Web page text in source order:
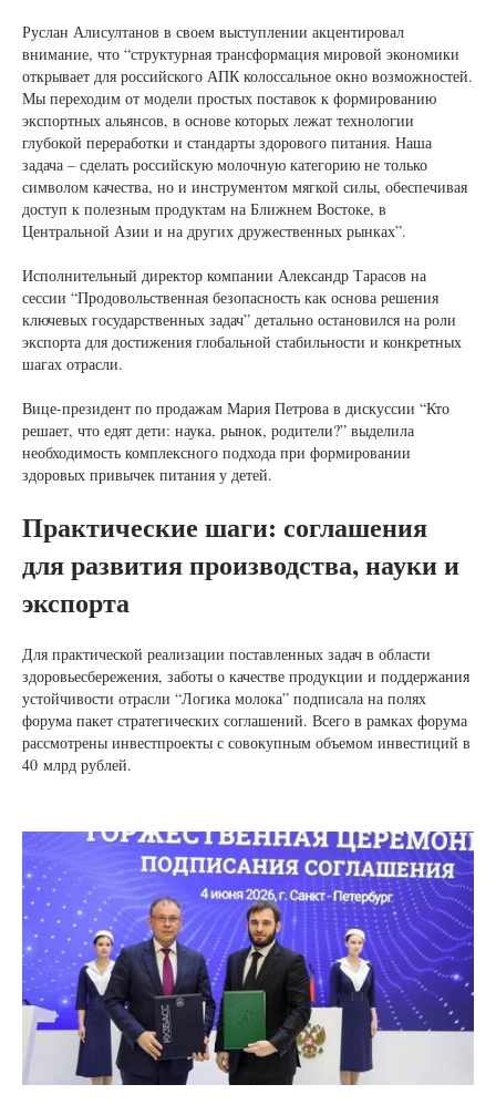
Руслан Алисултанов в своем выступлении акцентировал
внимание, что “структурная трансформация мировой экономики
открывает для российского АПК колоссальное окно возможностей.
Мы переходим от модели простых поставок к формированию
экспортных альянсов, в основе которых лежат технологии
глубокой переработки и стандарты здорового питания. Наша
задача – сделать российскую молочную категорию не только
символом качества, но и инструментом мягкой силы, обеспечивая
доступ к полезным продуктам на Ближнем Востоке, в
Центральной Азии и на других дружественных рынках”.
Исполнительный директор компании Александр Тарасов на
сессии “Продовольственная безопасность как основа решения
ключевых государственных задач” детально остановился на роли
экспорта для достижения глобальной стабильности и конкретных
шагах отрасли.
Вице-президент по продажам Мария Петрова в дискуссии “Кто
решает, что едят дети: наука, рынок, родители?” выделила
необходимость комплексного подхода при формировании
здоровых привычек питания у детей.
Практические шаги: соглашения
для развития производства, науки и
экспорта
Для практической реализации поставленных задач в области
здоровьесбережения, заботы о качестве продукции и поддержания
устойчивости отрасли “Логика молока” подписала на полях
форума пакет стратегических соглашений. Всего в рамках форума
рассмотрены инвестпроекты с совокупным объемом инвестиций в
40 млрд рублей.